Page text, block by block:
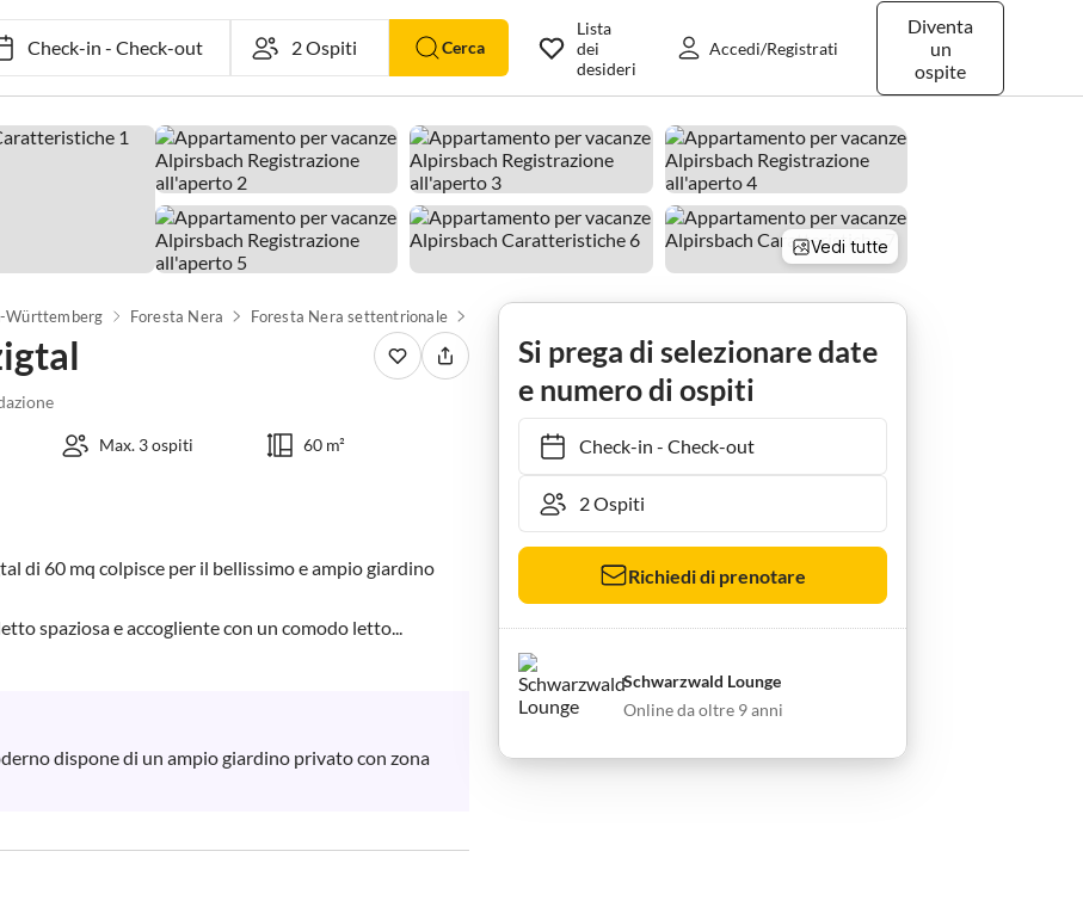
Check-in- Check-out Cerca
Diventa
un
ospite
Lista
dei
desideri
Accedi/Registrati
Vedi tutte
Württemberg Foresta Nera Foresta Nera settentrionale Alpirsbach
Max. 3 ospiti 60 m²
di 60 mq colpisce per il bellissimo e ampio giardino
spaziosa e accogliente con un comodo letto...
dispone di un ampio giardino privato con zona
Si prega di selezionare date
e numero di ospiti
Check-in- Check-out
Richiedi di prenotare
Schwarzwald Lounge
Online da oltre 9 anni